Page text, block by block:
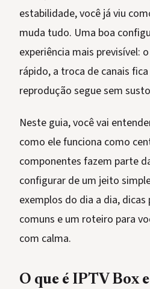
estabilidade, você já viu
muda tudo. Uma boa
experiência mais previsível:
rápido, a troca de canais
reprodução segue sem
Neste guia, você vai
como ele funciona como
componentes fazem parte
configurar de um jeito
exemplos do dia a dia,
comuns e um roteiro para
com calma.
O que é IPTV Box